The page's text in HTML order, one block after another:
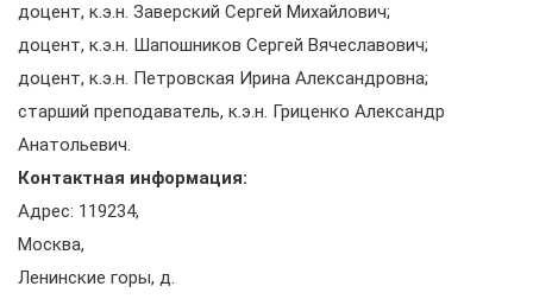
доцент, к.э.н. Заверский Сергей Михайлович;
доцент, к.э.н. Шапошников Сергей Вячеславович;
доцент, к.э.н. Петровская Ирина Александровна;
старший преподаватель, к.э.н. Гриценко Александр
Анатольевич.
Контактная информация:
Адрес: 119234,
Москва,
Ленинские горы, д.